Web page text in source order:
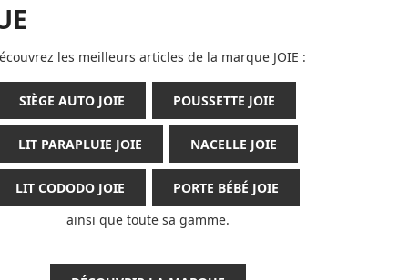
les meilleurs articles de la marque JOIE :
SIÈGE AUTO JOIE POUSSETTE JOIE
LIT PARAPLUIE JOIE NACELLE JOIE
LIT CODODO JOIE
PORTE BÉBÉ JOIE
ainsi que toute sa gamme.